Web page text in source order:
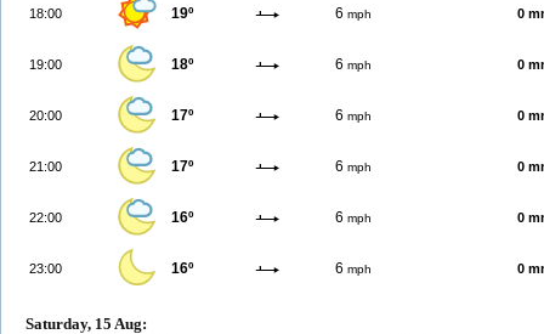
18:00 19º 6 mph 0
19:00 18º 6 mph 0
20:00 17º 6 mph 0
21:00 17º 6 mph 0
22:00 16º 6 mph 0
23:00 16º 6 mph 0
Saturday, 15 Aug: